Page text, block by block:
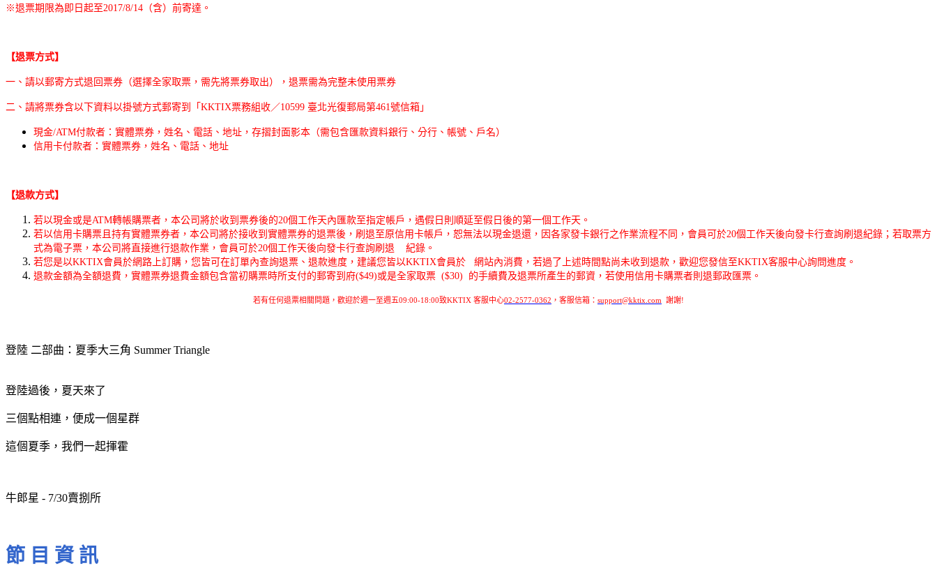
※退票期限為即日起至2017/8/14（含）前寄達。
【退票方式】
一、請以郵寄方式退回票券（選擇全家取票，需先將票券取出），退票需為完整未使用票券
二、請將票券含以下資料以掛號方式郵寄到「KKTIX票務組收／10599 臺北光復郵局第461號信箱」
現金/ATM付款者：實體票券，姓名、電話、地址，存摺封面影本（需包含匯款資料銀行、分行、帳號、戶名）
信用卡付款者：實體票券，姓名、電話、地址
【退款方式】
若以現金或是ATM轉帳購票者，本公司將於收到票券後的20個工作天內匯款至指定帳戶，遇假日則順延至假日後的第一個工作天。
若以信用卡購票且持有實體票券者，本公司將於接收到實體票券的退票後，刷退至原信用卡帳戶，恕無法以現金退還，因各家發卡銀行之作業流程不同，會員可於20個工作天後向發卡行查詢刷退紀錄；若取票方
式為電子票，本公司將直接進行退款作業，會員可於20個工作天後向發卡行查詢刷退 紀錄。
若您是以KKTIX會員於網路上訂購，您皆可在訂單內查詢退票、退款進度，建議您皆以KKTIX會員於 網站內消費，若過了上述時間點尚未收到退款，歡迎您發信至KKTIX客服中心詢問進度。
退款金額為全額退費，實體票券退費金額包含當初購票時所支付的郵寄到府($49)或是全家取票 ($30) 的手續費及退票所產生的郵資，若使用信用卡購票者則退郵政匯票。
若有任何退票相關問題，歡迎於週一至週五09:00-18:00致KKTIX 客服中心02-2577-0362 ，客服信箱： support@kktix.com 謝謝!
登陸 二部曲：夏季大三角 Summer Triangle
登陸過後，夏天來了
三個點相連，便成一個星群
這個夏季，我們一起揮霍
牛郎星 - 7/30賣捌所
節 目 資 訊